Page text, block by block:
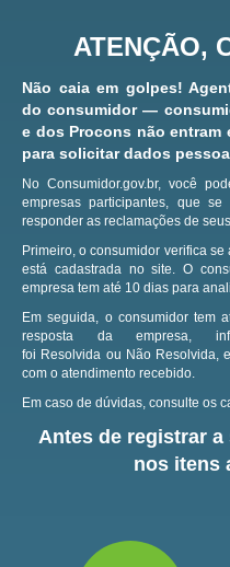
ATENÇÃO,
Não caia em golpes!
do consumidor —
e dos Procons não entram
para solicitar dados
No Consumidor.gov.br, você
empresas participantes, que
responder as reclamações de
Primeiro, o consumidor verifica
está cadastrada no site.O
empresa tem até 10 dias para
Em seguida, o consumidor tem
resposta da empresa,
foi Resolvida ou Não Resolvida,
com o atendimento recebido.
Em caso de dúvidas, consulte os
Antes de registrar
nos itens